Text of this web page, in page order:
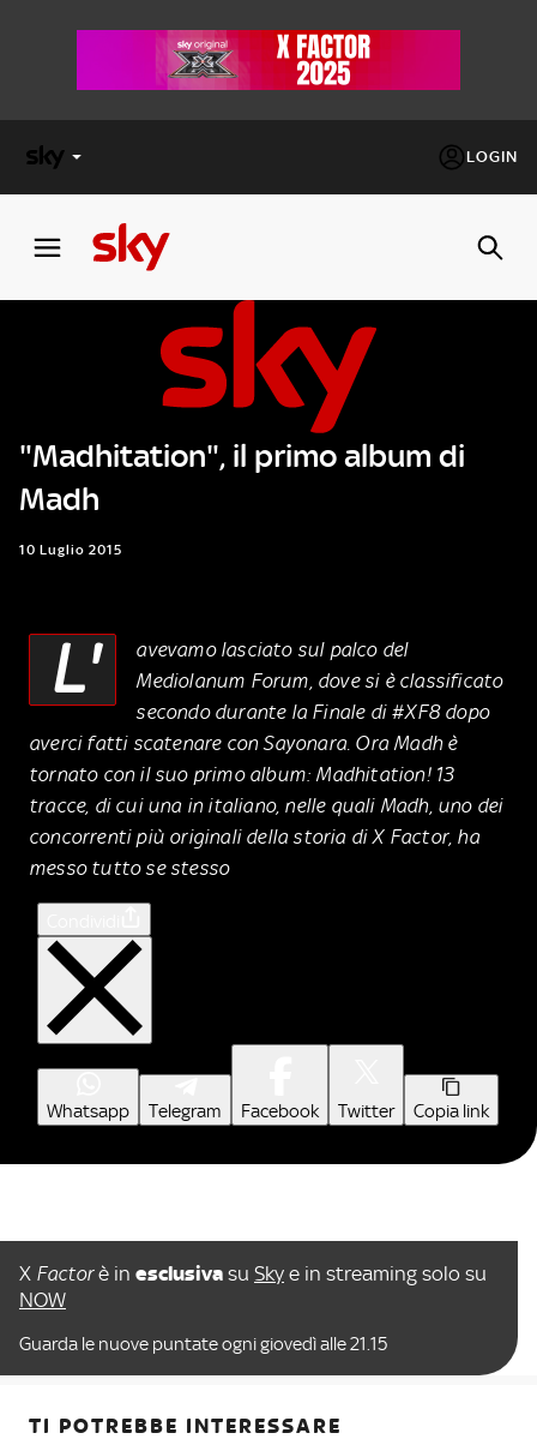
LOGIN
FACTOR
Cos’altro vedere:
PROGRAMMI SKY
Un mondo di offerte:
SKY.IT
"Madhitation", il primo album di
Madh
10 Luglio 2015
L'
avevamo lasciato sul palco del
Mediolanum Forum, dove si è classificato
secondo durante la Finale di #XF8 dopo
averci fatti scatenare con Sayonara. Ora Madh è
tornato con il suo primo album: Madhitation! 13
tracce, di cui una in italiano, nelle quali Madh, uno dei
concorrenti più originali della storia di X Factor, ha
messo tutto se stesso
Whatsapp Telegram Facebook Twitter Copia link
X Factorè in esclusiva su Sky e in streaming solo su
NOW
Guarda le nuove puntate ogni giovedì alle 21.15
TI POTREBBE INTERESSARE